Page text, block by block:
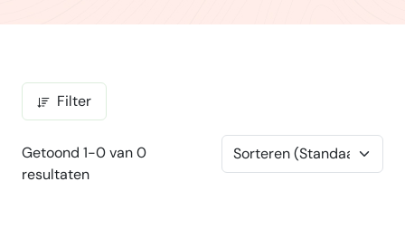
Filter
Getoond 1-0 van 0
resultaten